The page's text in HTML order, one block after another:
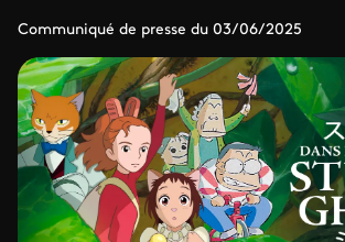
Communiqué de presse du 03/06/2025